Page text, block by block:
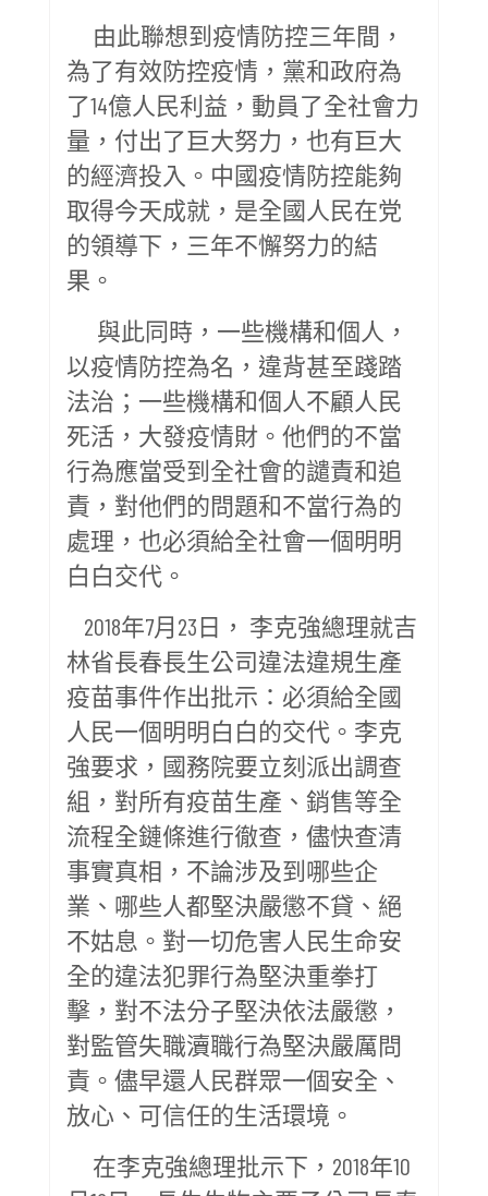
由此聯想到疫情防控三年間，
為了有效防控疫情，黨和政府為
了14億人民利益，動員了全社會力
量，付出了巨大努力，也有巨大
的經濟投入。中國疫情防控能夠
取得今天成就，是全國人民在党
的領導下，三年不懈努力的結
果。
與此同時，一些機構和個人，
以疫情防控為名，違背甚至踐踏
法治；一些機構和個人不顧人民
死活，大發疫情財。他們的不當
行為應當受到全社會的譴責和追
責，對他們的問題和不當行為的
處理，也必須給全社會一個明明
白白交代。
2018年7月23日， 李克強總理就吉
林省長春長生公司違法違規生產
疫苗事件作出批示：必須給全國
人民一個明明白白的交代。李克
強要求，國務院要立刻派出調查
組，對所有疫苗生產、銷售等全
流程全鏈條進行徹查，儘快查清
事實真相，不論涉及到哪些企
業、哪些人都堅決嚴懲不貸、絕
不姑息。對一切危害人民生命安
全的違法犯罪行為堅決重拳打
擊，對不法分子堅決依法嚴懲，
對監管失職瀆職行為堅決嚴厲問
責。儘早還人民群眾一個安全、
放心、可信任的生活環境。
在李克強總理批示下，2018年10